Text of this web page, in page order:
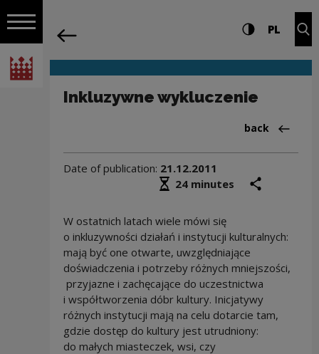
Open navigation
National Centre for Culture Poland
Navigation Settings and search
High contrast
PL
Inkluzywne wykluczenie
Back to:Blog
back
Date of publication: 21.12.2011
Średni czas czytania
24 minutes
W ostatnich latach wiele mówi się
o inkluzywności działań i instytucji kulturalnych:
mają być one otwarte, uwzględniające
doświadczenia i potrzeby różnych mniejszości,
przyjazne i zachęcające do uczestnictwa
i współtworzenia dóbr kultury. Inicjatywy
różnych instytucji mają na celu dotarcie tam,
gdzie dostęp do kultury jest utrudniony:
do małych miasteczek, wsi, czy